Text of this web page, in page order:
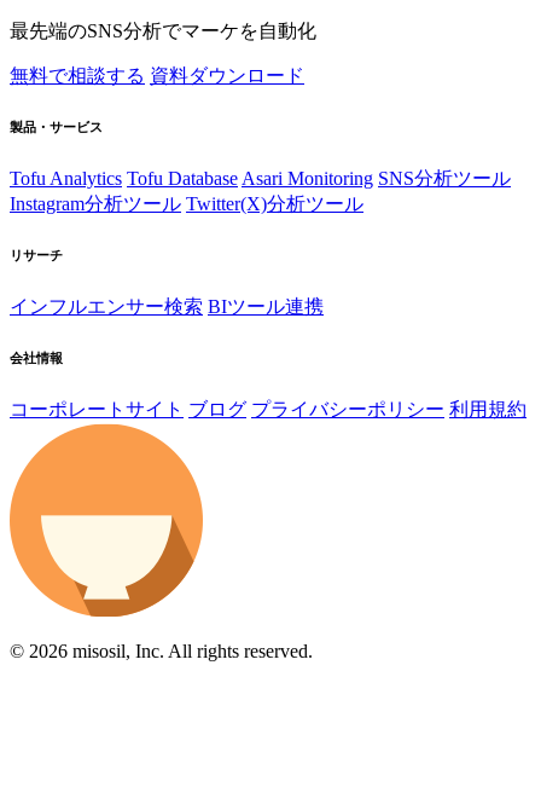
最先端のSNS分析でマーケを自動化
無料で相談する 資料ダウンロード
製品・サービス
Tofu Analytics Tofu Database Asari Monitoring SNS分析ツール
Instagram分析ツール Twitter(X)分析ツール
リサーチ
インフルエンサー検索 BIツール連携
会社情報
コーポレートサイト ブログ プライバシーポリシー 利用規約
© 2026 misosil, Inc. All rights reserved.